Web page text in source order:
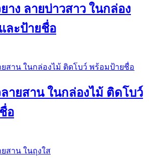
าง ลายบ่าวสาว ในกล่อง
ละป้ายชื่อ
ายสาน ในกล่องไม้ ติดโบว์
อ